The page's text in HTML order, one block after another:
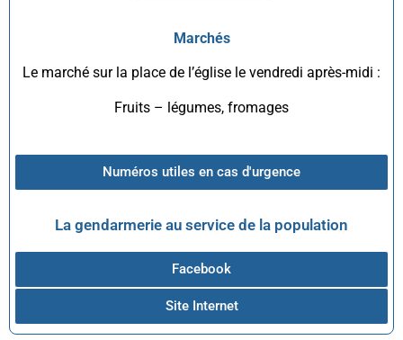
Marchés
Le marché sur la place de l’église le vendredi après-midi :
Fruits – légumes, fromages
Numéros utiles en cas d'urgence
La gendarmerie au service de la population
Facebook
Site Internet